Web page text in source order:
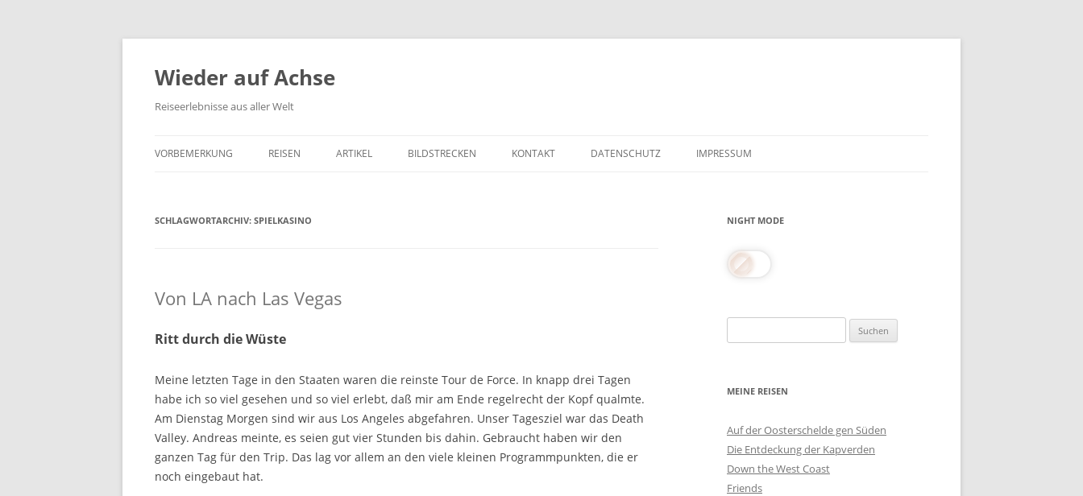
Wieder auf Achse
Reiseerlebnisse aus aller Welt
VORBEMERKUNG REISEN ARTIKEL BILDSTRECKEN KONTAKT DATENSCHUTZ IMPRESSUM
SCHLAGWORTARCHIV: SPIELKASINO
Von LA nach Las Vegas
Ritt durch die Wüste
Meine letzten Tage in den Staaten waren die reinste Tour de Force. In knapp drei Tagen
habe ich so viel gesehen und so viel erlebt, daß mir am Ende regelrecht der Kopf qualmte.
Am Dienstag Morgen sind wir aus Los Angeles abgefahren. Unser Tagesziel war das Death
Valley. Andreas meinte, es seien gut vier Stunden bis dahin. Gebraucht haben wir den
ganzen Tag für den Trip. Das lag vor allem an den viele kleinen Programmpunkten, die er
noch eingebaut hat.
NIGHT MODE
nach:
MEINE REISEN
Auf der Oosterschelde gen Süden
Die Entdeckung der Kapverden
Down the West Coast
Friends